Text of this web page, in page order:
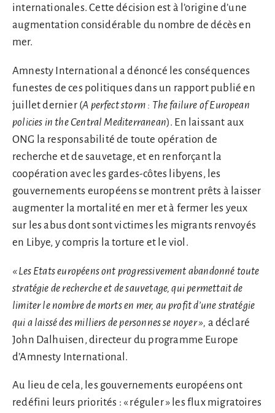
internationales. Cette décision est à l’origine d’une
augmentation considérable du nombre de décès en
mer.
Amnesty International a dénoncé les conséquences
funestes de ces politiques dans un rapport publié en
juillet dernier (A perfect storm : The failure of European
policies in the Central Mediterranean). En laissant aux
ONG la responsabilité de toute opération de
recherche et de sauvetage, et en renforçant la
coopération avec les gardes-côtes libyens, les
gouvernements européens se montrent prêts à laisser
augmenter la mortalité en mer et à fermer les yeux
sur les abus dont sont victimes les migrants renvoyés
en Libye, y compris la torture et le viol.
« Les Etats européens ont progressivement abandonné toute
stratégie de recherche et de sauvetage, qui permettait de
limiter le nombre de morts en mer, au profit d’une stratégie
qui a laissé des milliers de personnes se noyer », a déclaré
John Dalhuisen, directeur du programme Europe
d’Amnesty International.
Au lieu de cela, les gouvernements européens ont
redéfini leurs priorités : « réguler » les flux migratoires